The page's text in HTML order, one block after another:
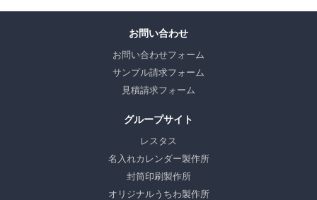
お問い合わせ
お問い合わせフォーム
サンプル請求フォーム
見積請求フォーム
グループサイト
レスタス
名入れカレンダー製作所
封筒印刷製作所
オリジナルうちわ製作所